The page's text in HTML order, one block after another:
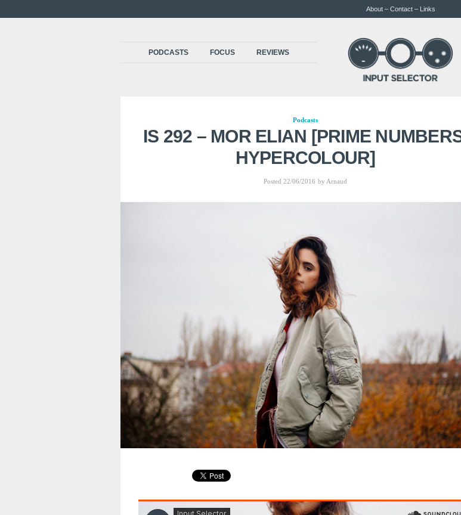
About – Contact – Links
PODCASTS FOCUS REVIEWS
Podcasts
IS 292 – MOR ELIAN [PRIME
HYPERCOLOUR]
Posted 22/06/2016 by Arnaud